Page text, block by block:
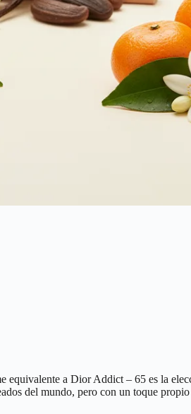
a Dior Addict – 65 es la
del mundo, pero con un toque